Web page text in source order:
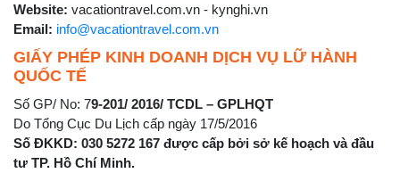
Website: vacationtravel.com.vn - kynghi.vn
Email: info@vacationtravel.com.vn
GIẤY PHÉP KINH DOANH DỊCH VỤ LỮ HÀNH
QUỐC TẾ
Số GP/ No: 79-201/ 2016/ TCDL – GPLHQT
Do Tổng Cục Du Lịch cấp ngày 17/5/2016
Số ĐKKD: 030 5272 167 được cấp bởi sở kế hoạch và đầu
tư TP. Hồ Chí Minh.